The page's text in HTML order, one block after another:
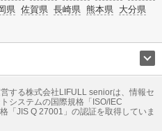
県 佐賀県 長崎県 熊本県 大分県
地方創生 ママの就労支援
品整理 老後の暮らし情報
する株式会社LIFULL seniorは、情報セ
システムの国際規格「ISO/IEC
「JIS Q 27001」の認証を取得していま